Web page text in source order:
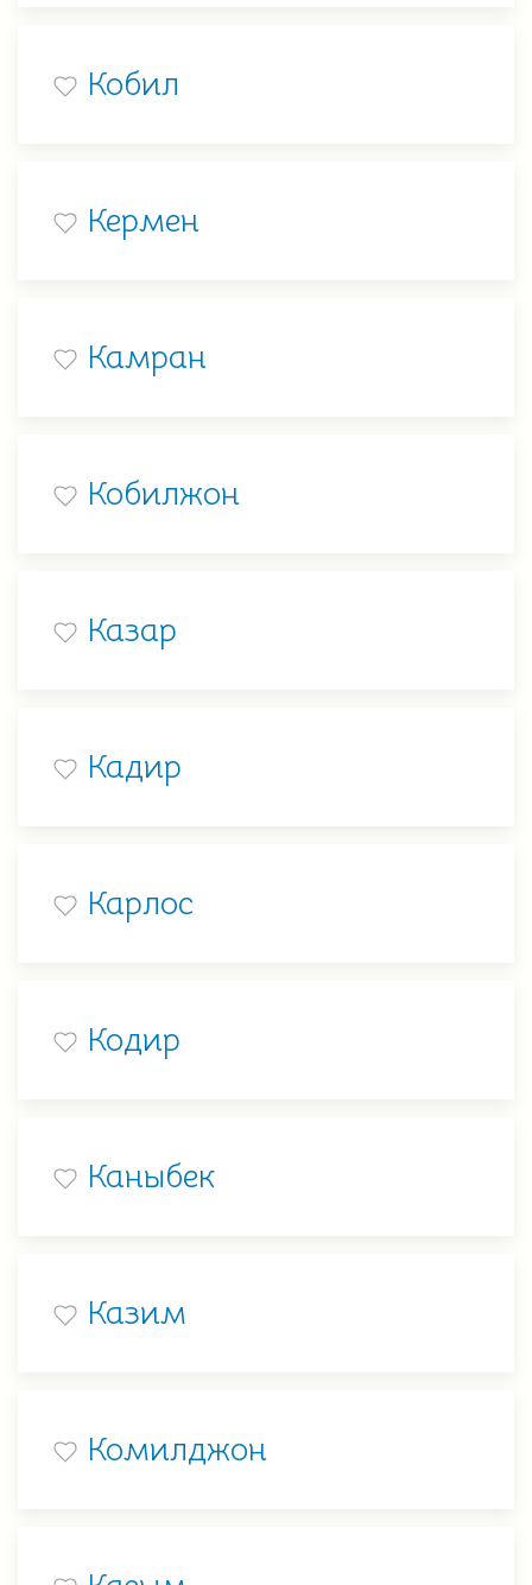
Кобил
Кермен
Камран
Кобилжон
Казар
Кадир
Карлос
Кодир
Каныбек
Казим
Комилджон